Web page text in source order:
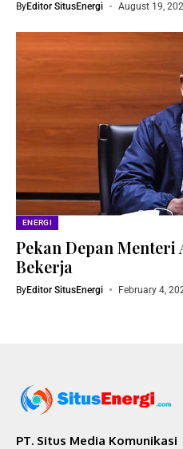
ByEditor SitusEnergi August 19,
ENERGI
Pekan Depan
Bekerja
ByEditor SitusEnergi February 4,
PT. Situs Media Komunikasi